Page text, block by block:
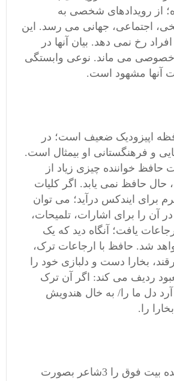
از رویدادهای شخصی به
اجتماعی، جهانی می رسد. این
رخ نمی دهد. بیان آنها در
می ماند. نوعی وابستگی
آنها مشهود است.
اپیزودیک ضعیف است؛ در
و فرهنگستانی او بیمثال است.
حافظ خواننده چیزی زیاد از
حال حافظ نمی یابد. اگر کلیات
برای ایندکس درآید؛ می توان
را برای اشارات، تلمیحات،
ارجاعات یافت؛ آنگاه دید که یک
شد. حافظ با ارجاعات ترک،
بخارا دست و دلبازی خود را
ردیف می کند: اگر آن ترک
دل ما را/ به خال هندویش
را.
در بازه زمان 8 سده بیت فوق را 3شاعر بصورت